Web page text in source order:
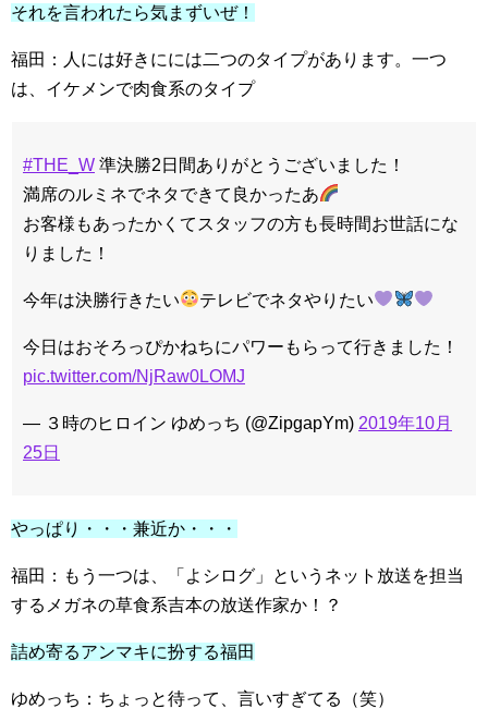
それを言われたら気まずいぜ！
福田：人には好きにには二つのタイプがあります。一つ
は、イケメンで肉食系のタイプ
#THE_W 準決勝2日間ありがとうございました！
満席のルミネでネタできて良かったあ
お客様もあったかくてスタッフの方も長時間お世話にな
りました！
今年は決勝行きたい テレビでネタやりたい
今日はおそろっぴかねちにパワーもらって行きました！
pic.twitter.com/NjRaw0LOMJ
— ３時のヒロイン ゆめっち (@ZipgapYm) 2019年10月
25日
やっぱり・・・兼近か・・・
福田：もう一つは、「よシログ」というネット放送を担当
するメガネの草食系吉本の放送作家か！？
詰め寄るアンマキに扮する福田
ゆめっち：ちょっと待って、言いすぎてる（笑）